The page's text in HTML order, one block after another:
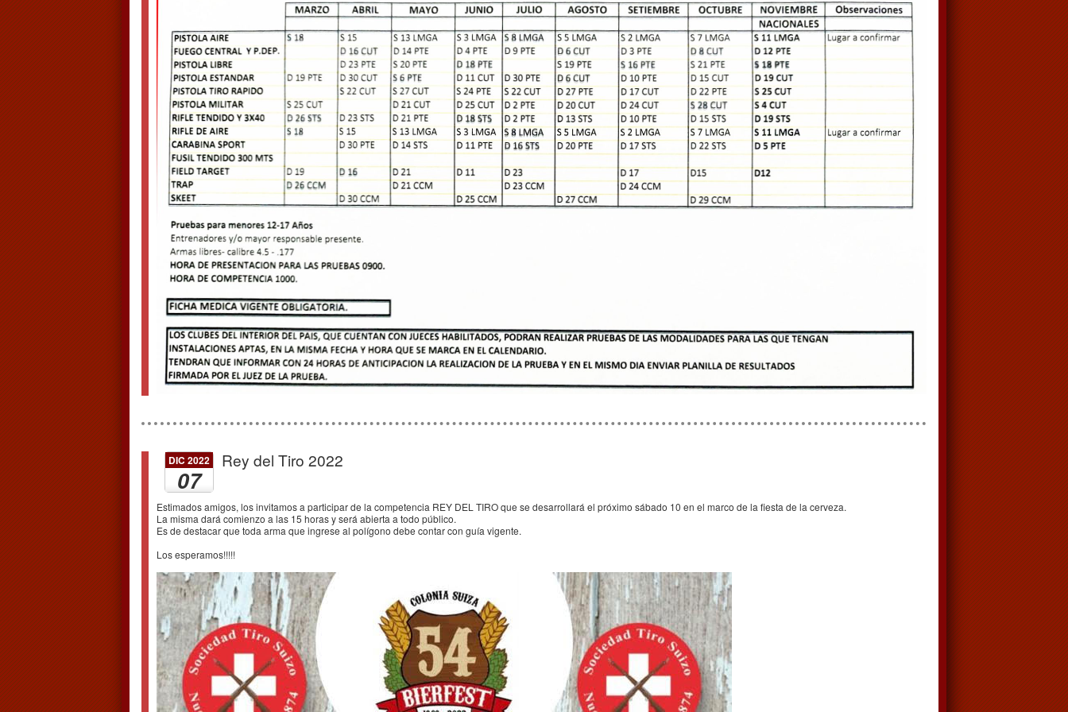
DIC 2022
07
Rey del Tiro 2022
Estimados amigos, los invitamos a participar de la competencia REY DEL TIRO que se desarrollará el próximo sábado 10 en el marco de la fiesta de la cerveza.
La misma dará comienzo a las 15 horas y será abierta a todo público.
Es de destacar que toda arma que ingrese al polígono debe contar con guía vigente.
Los esperamos!!!!!